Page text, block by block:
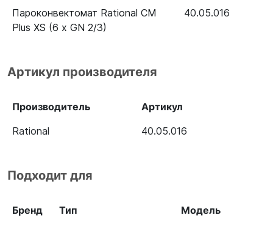
Пароконвектомат Rational CM
Plus XS (6 х GN 2/3)
40.05.016
Артикул производителя
Производитель
Артикул
Rational
40.05.016
Подходит для
Бренд Тип
Модель